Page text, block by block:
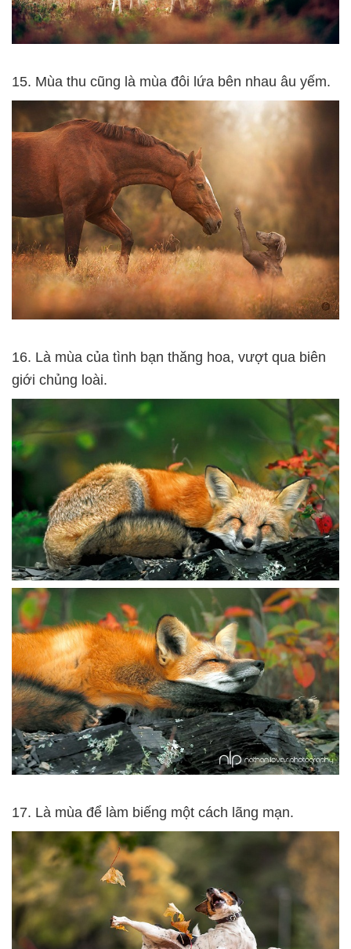
15. Mùa thu cũng là mùa đôi lứa bên nhau âu yếm.
16. Là mùa của tình bạn thăng hoa, vượt qua biên
giới chủng loài.
17. Là mùa để làm biếng một cách lãng mạn.